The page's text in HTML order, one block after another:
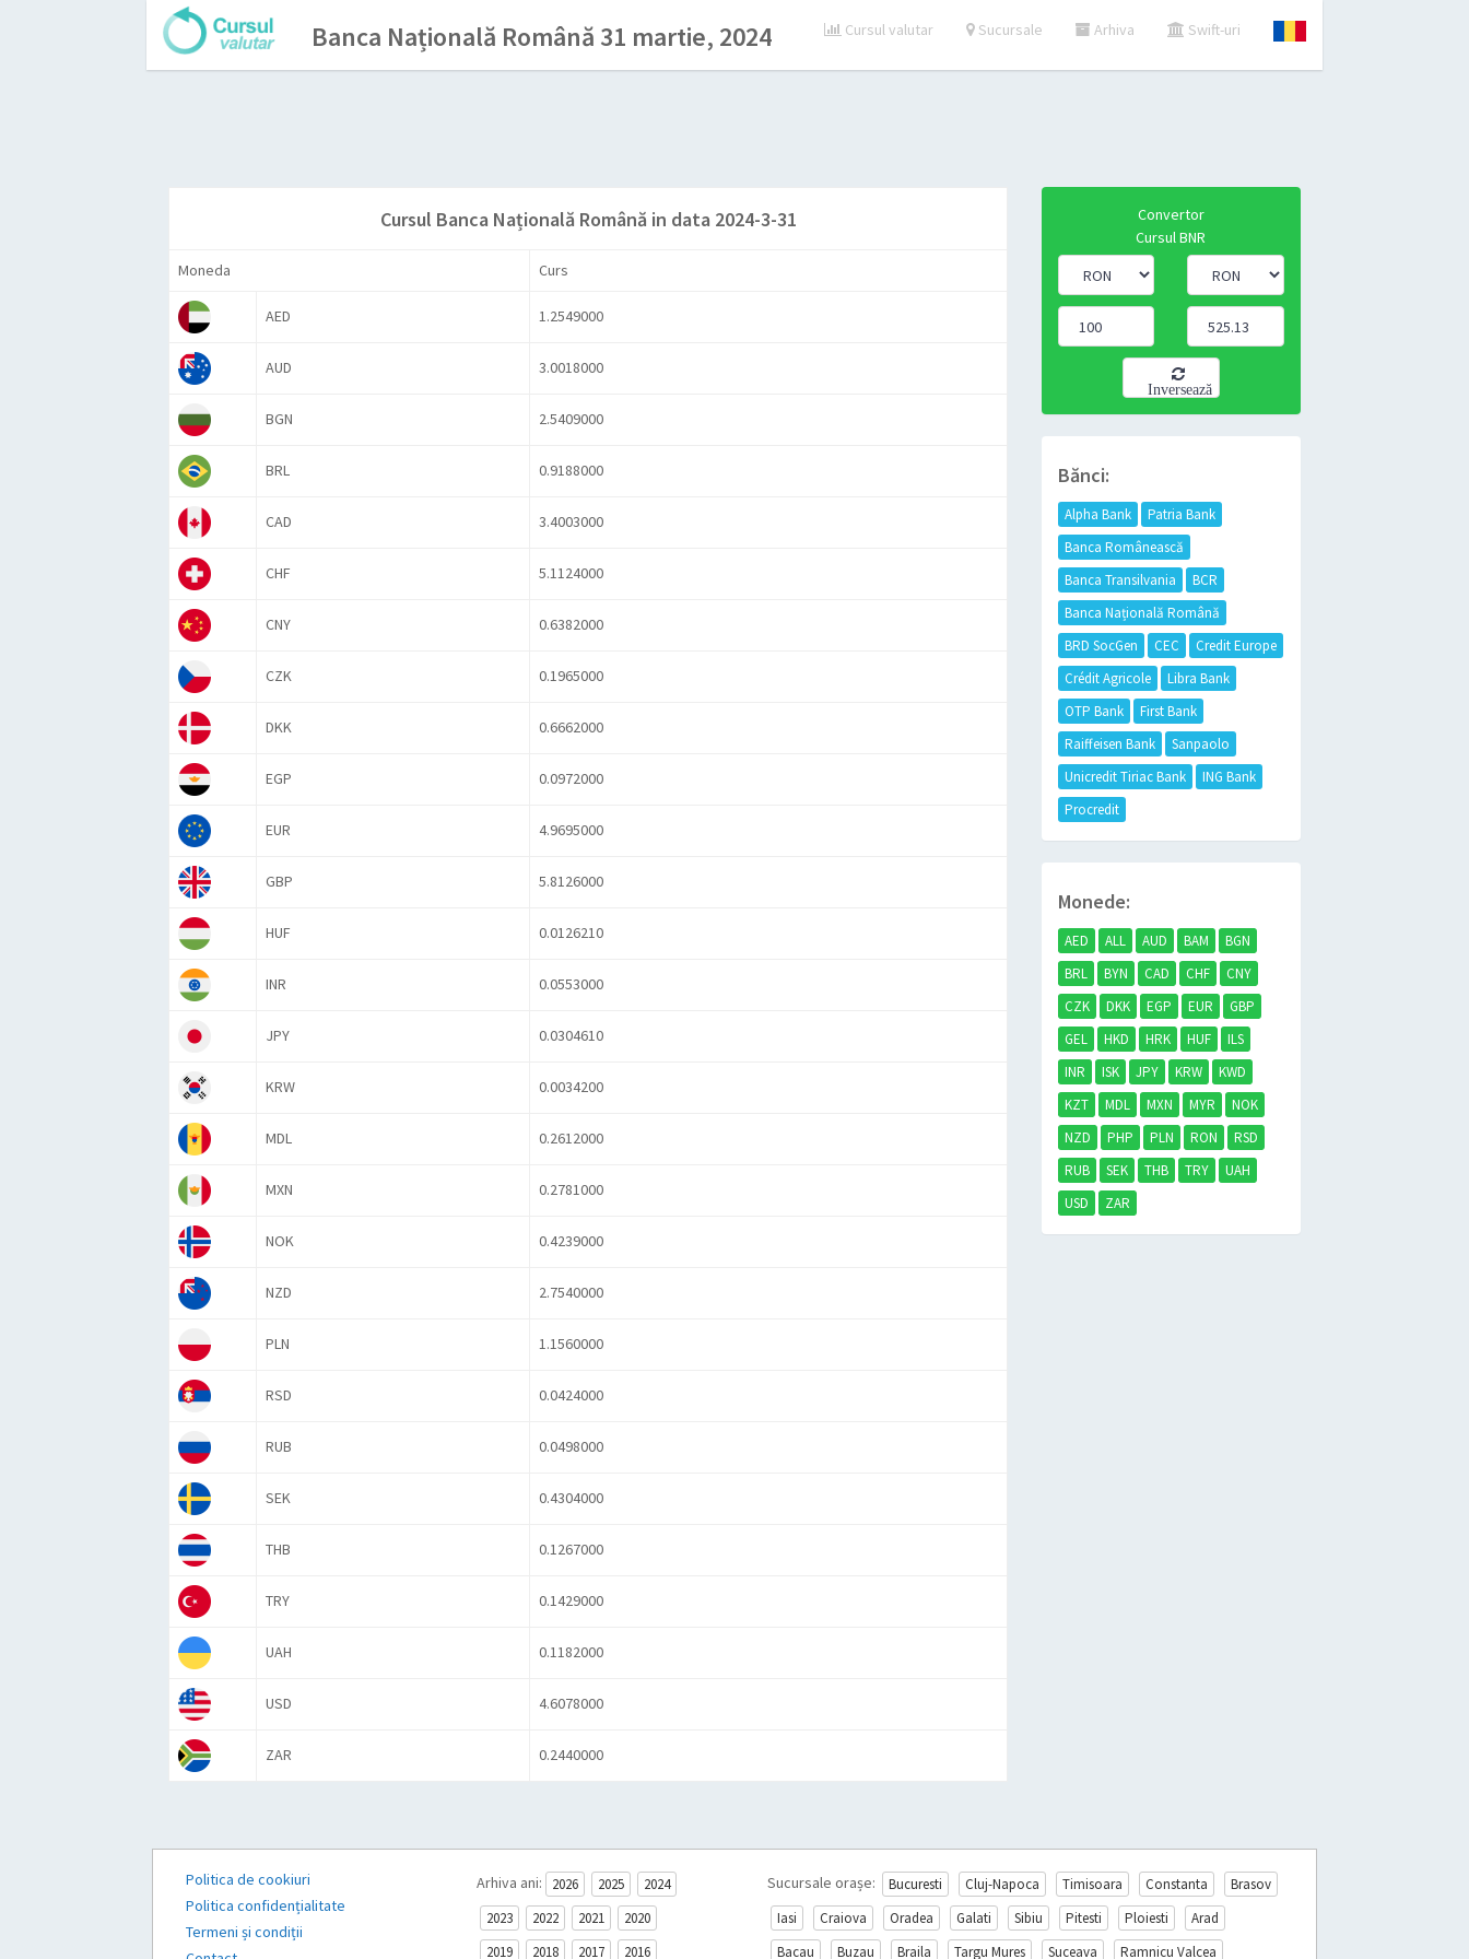
Banca Națională Română 31 martie, 2024 Cursul valutar Sucursale Arhiva Swift-uri
Cursul Banca Națională Română in data 2024-3-31
Moneda Curs
AED 1.2549000
AUD 3.0018000
BGN 2.5409000
BRL 0.9188000
CAD 3.4003000
CHF 5.1124000
CNY 0.6382000
CZK 0.1965000
DKK 0.6662000
EGP 0.0972000
EUR 4.9695000
GBP 5.8126000
HUF 0.0126210
INR 0.0553000
JPY 0.0304610
KRW 0.0034200
MDL 0.2612000
MXN 0.2781000
NOK 0.4239000
NZD 2.7540000
PLN 1.1560000
RSD 0.0424000
RUB 0.0498000
SEK 0.4304000
THB 0.1267000
TRY 0.1429000
UAH 0.1182000
USD 4.6078000
ZAR 0.2440000
Convertor
Cursul BNR
Inversează
Bănci:
Alpha Bank
Patria Bank
Banca Românească
Banca Transilvania
BCR
Banca Națională Română
BRD SocGen
CEC
Credit Europe
Crédit Agricole
Libra Bank
OTP Bank
First Bank
Raiffeisen Bank
Sanpaolo
Unicredit Tiriac Bank
ING Bank
Procredit
Monede:
AED ALL AUD BAM
BGN
BRL
BYN CAD CHF
CNY
CZK
DKK EGP EUR
GBP
GEL
HKD HRK HUF
ILS
INR
ISK JPY KRW
KWD
KZT
MDL MXN MYR
NOK
NZD
PHP PLN RON
RSD
RUB
SEK THB TRY
UAH
USD
ZAR
Politica de cookiuri
Politica confidențialitate
Termeni și condiții
Arhiva ani: 2026 2025
2024
2023
2022 2021
2020
2019
2018 2017 2016
Sucursale orașe: Bucuresti Cluj-Napoca Timisoara Constanta
Brasov
Iasi
Craiova Oradea Galati Sibiu Pitesti Ploiesti
Arad
Bacau
Buzau Braila Targu Mures Suceava Ramnicu Valcea